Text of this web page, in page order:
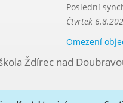
Poslední
Čtvrtek
Omezení
Ždírec nad